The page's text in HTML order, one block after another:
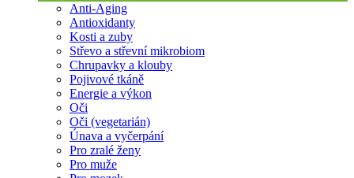
Anti-Aging
Antioxidanty
Kosti a zuby
Střevo a střevní mikrobiom
Chrupavky a klouby
Pojivové tkáně
Energie a výkon
Oči
Oči (vegetarián)
Únava a vyčerpání
Pro zralé ženy
Pro muže